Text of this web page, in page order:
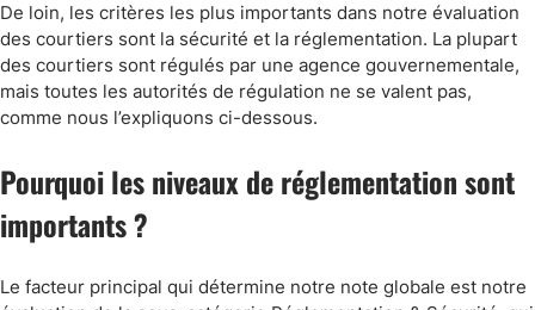
De loin, les critères les plus importants dans notre évaluation
des courtiers sont la sécurité et la réglementation. La plupart
des courtiers sont régulés par une agence gouvernementale,
mais toutes les autorités de régulation ne se valent pas,
comme nous l’expliquons ci-dessous.
Pourquoi les niveaux de réglementation sont
importants ?
Le facteur principal qui détermine notre note globale est notre